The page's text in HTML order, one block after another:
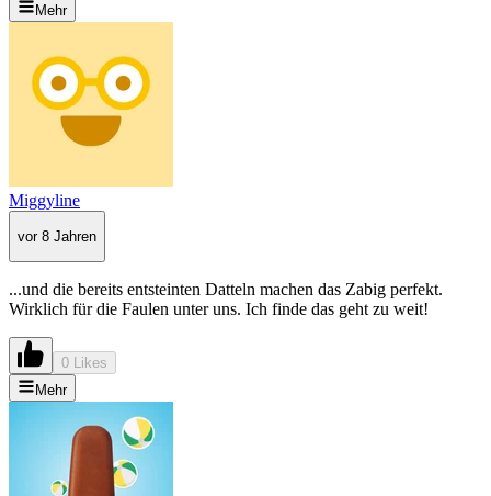
Mehr
Miggyline
vor 8 Jahren
...und die bereits entsteinten Datteln machen das Zabig perfekt.
Wirklich für die Faulen unter uns. Ich finde das geht zu weit!
0 Likes
Mehr